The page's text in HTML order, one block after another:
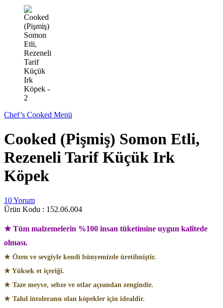
Chef’s Cooked Menü
Cooked (Pişmiş) Somon Etli,
Rezeneli Tarif Küçük Irk
Köpek
10 Yorum
Ürün Kodu : 152.06.004
★ Tüm malzemelerin %100 insan tüketimine uygun kalitede
olması.
★ Özen ve sevgiyle kendi bünyemizde üretilmiştir.
★ Yüksek et içeriği.
★ Taze meyve, sebze ve otlar açısından zengindir.
★ Tahıl intoleransı olan köpekler için idealdir.